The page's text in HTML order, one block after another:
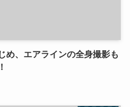
め、エアラインの全身撮影も